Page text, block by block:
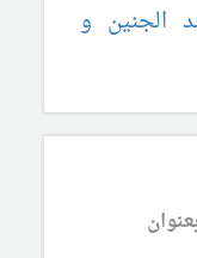
الجنين و